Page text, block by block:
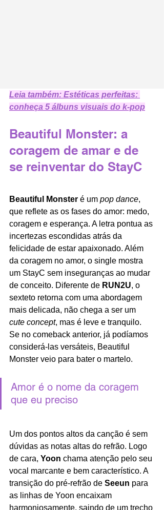
Leia também: Estéticas perfeitas:
conheça 5 álbuns visuais do k-pop
Beautiful Monster: a
coragem de amar e de
se reinventar do StayC
Beautiful Monster é um pop dance,
que reflete as os fases do amor: medo,
coragem e esperança. A letra pontua as
incertezas escondidas atrás da
felicidade de estar apaixonado. Além
da coragem no amor, o single mostra
um StayC sem inseguranças ao mudar
de conceito. Diferente de RUN2U, o
sexteto retorna com uma abordagem
mais delicada, não chega a ser um
cute concept, mas é leve e tranquilo.
Se no comeback anterior, já podíamos
considerá-las versáteis, Beautiful
Monster veio para bater o martelo.
Amor é o nome da coragem
que eu preciso
Um dos pontos altos da canção é sem
dúvidas as notas altas do refrão. Logo
de cara, Yoon chama atenção pelo seu
vocal marcante e bem característico. A
transição do pré-refrão de Seeun para
as linhas de Yoon encaixam
harmoniosamente, saindo de um trecho